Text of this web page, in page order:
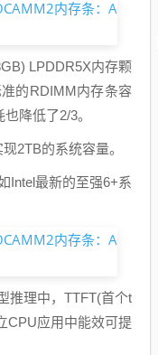
LPDDR5X内存颗
的RDIMM内存条容
降低了2/3。
2TB的系统容量。
Intel最新的至强6+系
推理中，TTFT(首个t
CPU应用中能效可提